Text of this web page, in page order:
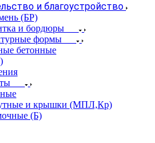
и благоустройство
(БР)
и бордюры
формы
бетонные
и крышки (МПЛ,Кр)
(Б)